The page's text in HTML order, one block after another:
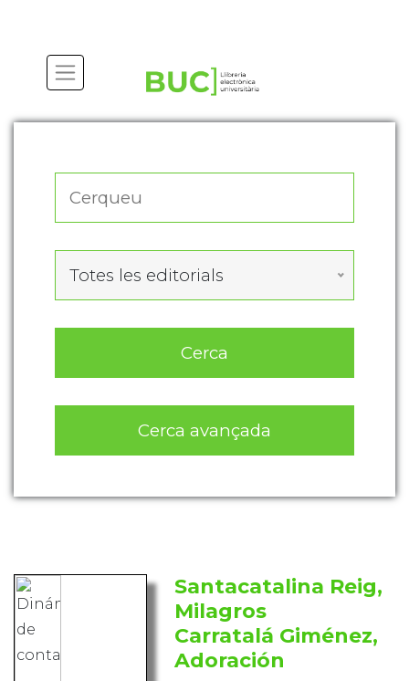
Totes les editorials
Cerca
Cerca avançada
Santacatalina Reig,
Milagros
Carratalá Giménez,
Adoración